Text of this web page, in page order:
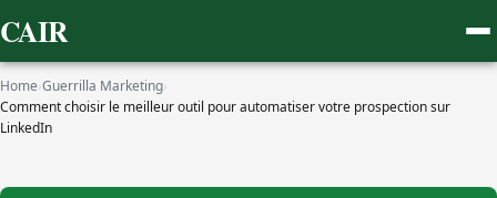
CAIR
Home›Guerrilla Marketing›
Comment choisir le meilleur outil pour automatiser votre prospection sur
LinkedIn